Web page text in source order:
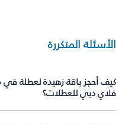
الأسئلة المتكررة
كيف أحجز باقة زهيدة لعطلة في
فلاي دبي للعطلات؟